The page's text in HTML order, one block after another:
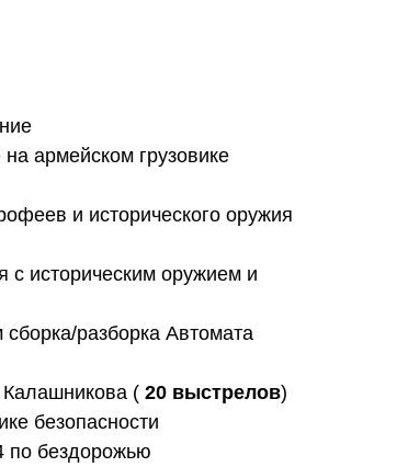
армейском грузовике
и исторического оружия
с историческим оружием и
разборка Автомата
( 20 выстрелов)
безопасности
по бездорожью